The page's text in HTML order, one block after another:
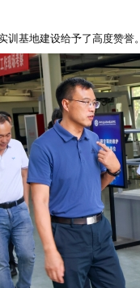
基地建设给予了高度赞誉。